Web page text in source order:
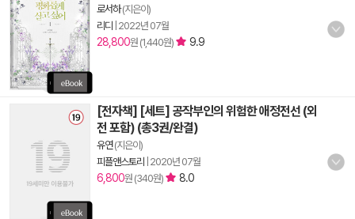
로서하(지은이)
리디
2022년 07월
28,800원 (1,440원) 9.9
[전자책] [세트] 공작부인의 위험한 애정전선 (외
전 포함) (총3권/완결)
유연(지은이)
피플앤스토리
2020년 07월
6,800원 (340원) 8.0